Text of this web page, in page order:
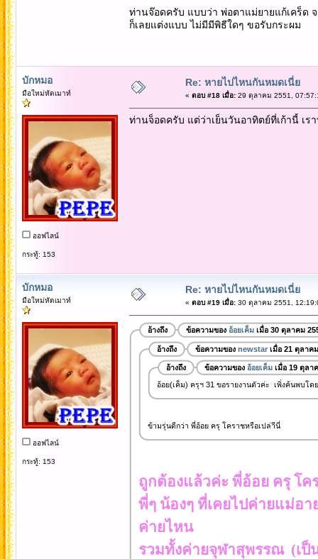
ท่านจ๊อดครับ แบบว่า พ่อตาแม่ยายแก้เคร็ด
ก็เลยแต่งแบบ ไม่มีมีพิธีใดๆ ขอรับกระผม
บักหมอ
มือใหม่หัดเมาท์
ออฟไลน์
กระทู้: 153
Re: หายไปไหนกันหมดเนี่ย
« ตอบ #18 เมื่อ:29 ตุลาคม 2551,
ท่านจ็อดครับ แต่ว่าเย็นวันอาทิตย์ที่เก้านี้ เร
บักหมอ
มือใหม่หัดเมาท์
ออฟไลน์
กระทู้: 153
Re: หายไปไหนกันหมดเนี่ย
« ตอบ #19 เมื่อ:30 ตุลาคม 2551,
อ้างถึง ข้อความของ อ้อยเค็มเมื่อ 30 ตุลาคม
อ้างถึง ข้อความของ newstarเมื่อ 21 ตุลาค
อ้างถึง ข้อความของ อ้อยเค็มเมื่อ 19 ตุลา
อ้อย(เค็ม) ครุฯ 31 ขอรายงานตัวค่ะ เพิ่งค้นพบโ
ข้ามรุ่นดีกว่า พี่อ้อย ครุ โคราชหรือเปล่าีนี่
ถูกต้องแล้วค่ะ พี่อ้อย ครุ โค
พี่ๆ น้องๆ ที่เคยไปค่ายแม่อ
ค่ายไหน
รวมทั้งค่ายจุฬาสุพรรณ (เ